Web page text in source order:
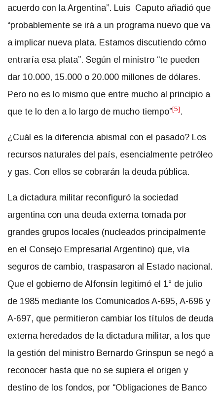
acuerdo con la Argentina”. Luis Caputo añadió que
“probablemente se irá a un programa nuevo que va
a implicar nueva plata. Estamos discutiendo cómo
entraría esa plata”. Según el ministro “te pueden
dar 10.000, 15.000 o 20.000 millones de dólares.
Pero no es lo mismo que entre mucho al principio a
que te lo den a lo largo de mucho tiempo”[5] .
¿Cuál es la diferencia abismal con el pasado? Los
recursos naturales del país, esencialmente petróleo
y gas. Con ellos se cobrarán la deuda pública.
La dictadura militar reconfiguró la sociedad
argentina con una deuda externa tomada por
grandes grupos locales (nucleados principalmente
en el Consejo Empresarial Argentino) que, vía
seguros de cambio, traspasaron al Estado nacional.
Que el gobierno de Alfonsín legitimó el 1° de julio
de 1985 mediante los Comunicados A-695, A-696 y
A-697, que permitieron cambiar los títulos de deuda
externa heredados de la dictadura militar, a los que
la gestión del ministro Bernardo Grinspun se negó a
reconocer hasta que no se supiera el origen y
destino de los fondos, por “Obligaciones de Banco